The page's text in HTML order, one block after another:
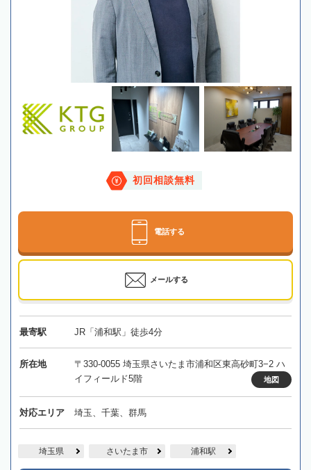
初回相談無料
電話する
メールする
最寄駅 JR「浦和駅」徒歩4分
所在地
〒330-0055 埼玉県さいたま市浦和区東高砂町3−2 ハ
イフィールド5階
地図
対応エリア 埼玉、千葉、群馬
埼玉県 さいたま市 浦和駅